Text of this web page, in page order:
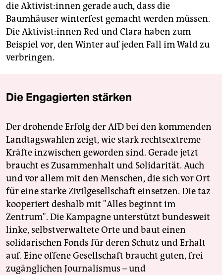
die Ak­ti­vis­t:in­nen gerade auch, dass die
Baumhäuser winterfest gemacht werden müssen.
Die Ak­ti­vis­t:in­nen Red und Clara haben zum
Beispiel vor, den Winter auf jeden Fall im Wald zu
verbringen.
Die Engagierten stärken
Der drohende Erfolg der AfD bei den kommenden
Landtagswahlen zeigt, wie stark rechtsextreme
Kräfte inzwischen geworden sind. Gerade jetzt
braucht es Zusammenhalt und Solidarität. Auch
und vor allem mit den Menschen, die sich vor Ort
für eine starke Zivilgesellschaft einsetzen. Die taz
kooperiert deshalb mit "Alles beginnt im
Zentrum". Die Kampagne unterstützt bundesweit
linke, selbstverwaltete Orte und baut einen
solidarischen Fonds für deren Schutz und Erhalt
auf. Eine offene Gesellschaft braucht guten, frei
zugänglichen Journalismus – und